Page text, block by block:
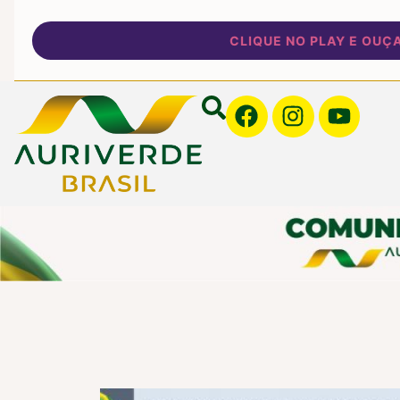
CLIQUE NO PLAY E OUÇA NOSSA